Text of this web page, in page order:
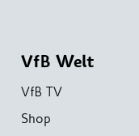
VfB Welt
VfB TV
Shop